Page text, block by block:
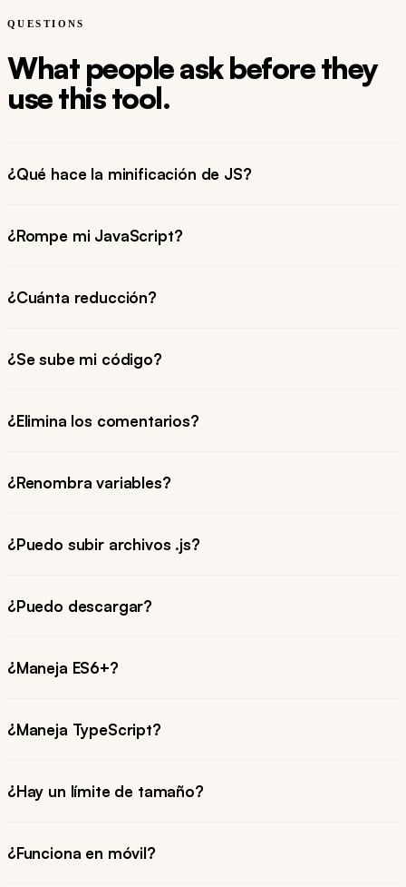
QUESTIONS
What people ask before they
use this tool.
¿Qué hace la minificación de JS?
¿Rompe mi JavaScript?
¿Cuánta reducción?
¿Se sube mi código?
¿Elimina los comentarios?
¿Renombra variables?
¿Puedo subir archivos .js?
¿Puedo descargar?
¿Maneja ES6+?
¿Maneja TypeScript?
¿Hay un límite de tamaño?
¿Funciona en móvil?